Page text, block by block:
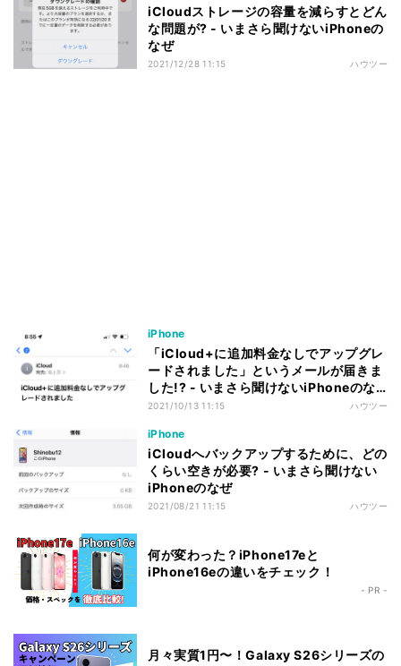
iCloudストレージの容量を減らすとどん
な問題が? - いまさら聞けないiPhoneの
なぜ
2021/12/28 11:15 ハウツー
iPhone
「iCloud+に追加料金なしでアップグレ
ードされました」というメールが届きま
した!? - いまさら聞けないiPhoneのな
ぜ
2021/10/13 11:15 ハウツー
iPhone
iCloudへバックアップするために、どの
くらい空きが必要? - いまさら聞けない
iPhoneのなぜ
2021/08/21 11:15 ハウツー
何が変わった？iPhone17eと
iPhone16eの違いをチェック！
- PR -
月々実質1円〜！Galaxy S26シリーズの